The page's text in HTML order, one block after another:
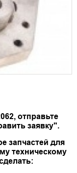
отправьте
заявку".
запчастей для
техническому